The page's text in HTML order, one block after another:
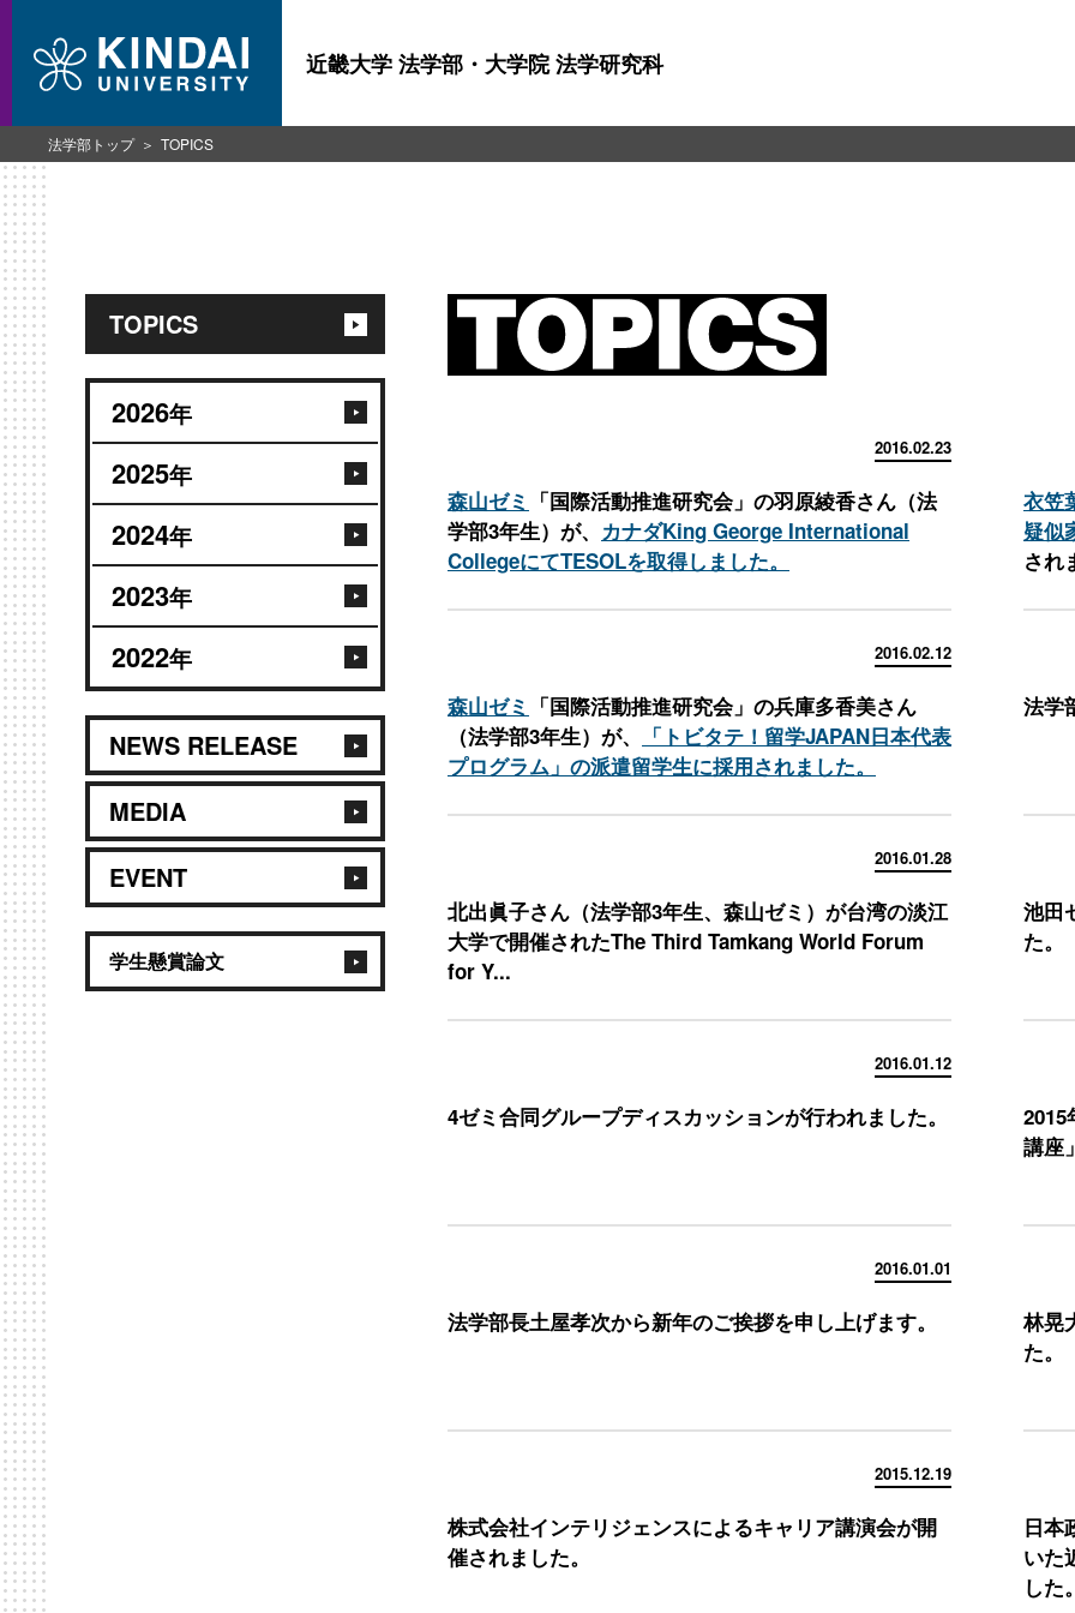
近畿大学 法学部・大学院 法学研究科
TOPICS
2026年
2025年
2024年
2023年
2022年
NEWS RELEASE
MEDIA
EVENT
学生懸賞論文
2016.02.23
森山ゼミ 「国際活動推進研究会」の羽原綾香さん（法
学部3年生）が、 カナダKing George International
CollegeにてTESOLを取得しました。
衣笠
疑似
され
2016.02.12
森山ゼミ 「国際活動推進研究会」の兵庫多香美さん
（法学部3年生）が、
「トビタテ！留学JAPAN日本代表
プログラム」の派遣留学生に採用されました。
法学
2016.01.28
北出眞子さん（法学部3年生、森山ゼミ）が台湾の淡江
大学で開催されたThe Third Tamkang World Forum
for Y...
池田
た。
2016.01.12
4ゼミ合同グループディスカッションが行われました。
2015
講座
2016.01.01
法学部長土屋孝次から新年のご挨拶を申し上げます。
林晃
た。
2015.12.19
株式会社インテリジェンスによるキャリア講演会が開
催されました。
日本
いた
した
法学部トップ TOPICS